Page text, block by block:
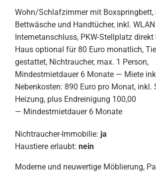
Wohn/Schlafzimmer mit Boxspringbett,
Bettwäsche und Handtücher, inkl. WLAN
Internetanschluss, PKW-Stellplatz direkt
Haus optional für 80 Euro monatlich,
gestattet, Nichtraucher, max. 1 Person,
Mindestmietdauer 6 Monate — Miete
Nebenkosten: 890 Euro pro Monat, inkl.
Heizung, plus Endreinigung 100,00
— Mindestmietdauer 6 Monate
Nichtraucher-Immobilie: ja
Haustiere erlaubt: nein
Moderne und neuwertige Möblierung,